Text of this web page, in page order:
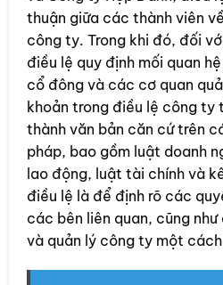
thuận giữa các thành viên
công ty. Trong khi đó, đối
điều lệ quy định mối quan
cổ đông và các cơ quan
khoản trong điều lệ công ty
thành văn bản căn cứ trên
pháp, bao gồm luật doanh
lao động, luật tài chính và
điều lệ là để định rõ các
các bên liên quan, cũng
và quản lý công ty một